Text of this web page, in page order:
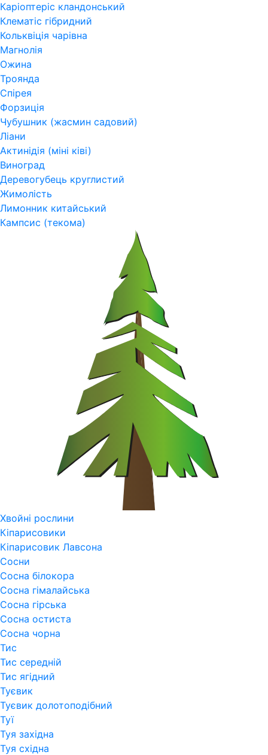
Каріоптеріс кландонський
Клематіс гібридний
Кольквіція чарівна
Магнолія
Ожина
Троянда
Спірея
Форзиція
Чубушник (жасмин садовий)
Ліани
Актинідія (міні ківі)
Виноград
Деревогубець круглистий
Жимолість
Лимонник китайський
Кампсис (текома)
Хвойні рослини
Кіпарисовики
Кіпарисовик Лавсона
Сосни
Сосна білокора
Сосна гімалайська
Сосна гірська
Сосна остиста
Сосна чорна
Тис
Тис середній
Тис ягідний
Туєвик
Туєвик долотоподібний
Туї
Туя західна
Туя східна